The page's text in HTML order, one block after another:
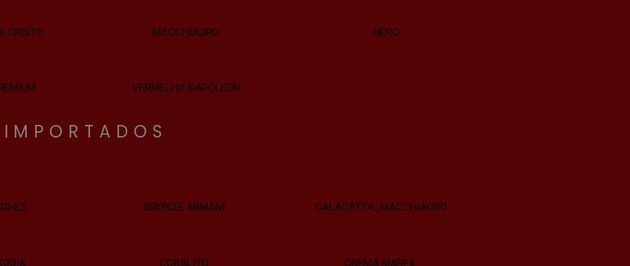
CRISTO MACCHIAORO
VERMELHO NAPOLEON
NERO
IMPORTADOS
BRONZE ARMANI
CORALITO
CALACATTA_MACCHIAORO
CREMA MARFIL